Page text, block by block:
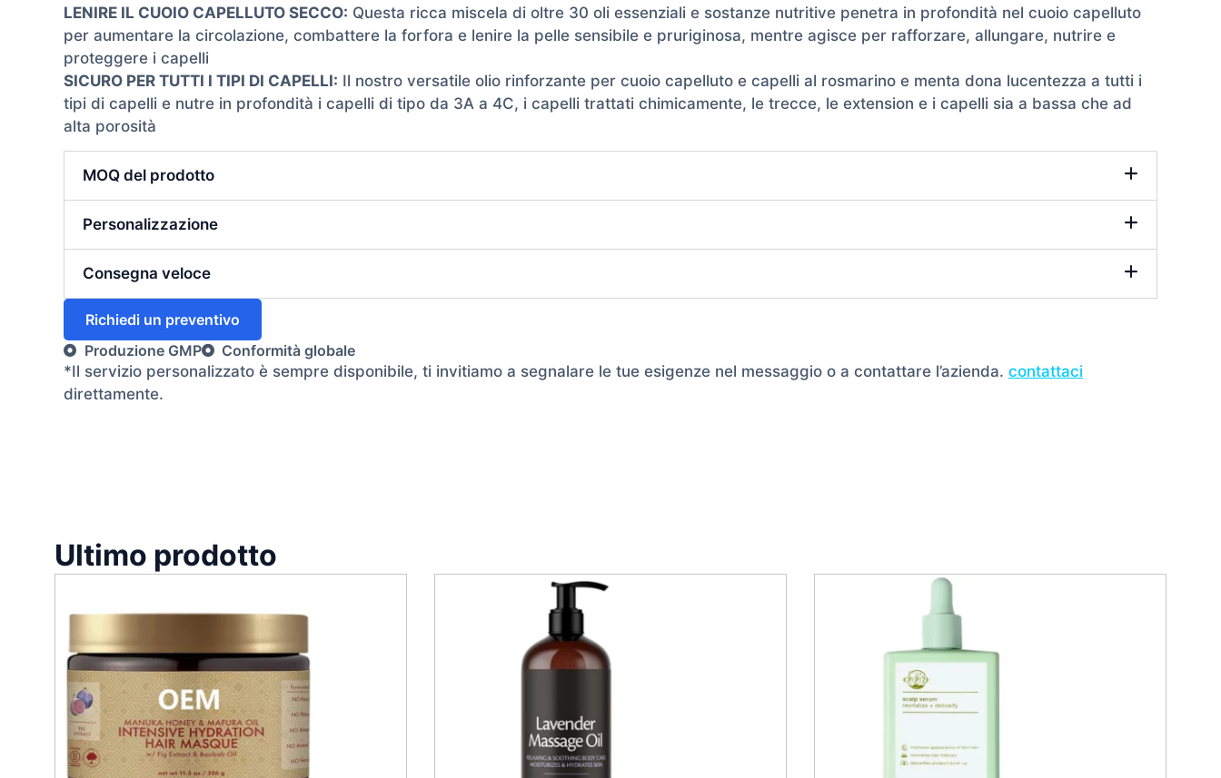
LENIRE IL CUOIO CAPELLUTO SECCO: Questa ricca miscela di oltre 30 oli essenziali e sostanze nutritive penetra in profondità nel cuoio capelluto
per aumentare la circolazione, combattere la forfora e lenire la pelle sensibile e pruriginosa, mentre agisce per rafforzare, allungare, nutrire e
proteggere i capelli
SICURO PER TUTTI I TIPI DI CAPELLI: Il nostro versatile olio rinforzante per cuoio capelluto e capelli al rosmarino e menta dona lucentezza a tutti i
tipi di capelli e nutre in profondità i capelli di tipo da 3A a 4C, i capelli trattati chimicamente, le trecce, le extension e i capelli sia a bassa che ad
alta porosità
MOQ del prodotto
Personalizzazione
Consegna veloce
Richiedi un preventivo
Produzione GMP
Conformità globale
*Il servizio personalizzato è sempre disponibile, ti invitiamo a segnalare le tue esigenze nel messaggio o a contattare l’azienda. contattaci
direttamente.
Ultimo prodotto